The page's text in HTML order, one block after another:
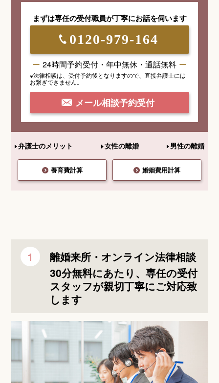
まずは専任の受付職員が丁寧にお話を伺います
0120-979-164
24時間予約受付・年中無休・通話無料
※法律相談は、受付予約後となりますので、 直接弁護士には
お繋ぎできません。
メール相談予約受付
弁護士のメリット 女性の離婚 男性の離婚
養育費計算 婚姻費用計算
離婚来所・オンライン法律相談
30分無料にあたり、専任の受付
スタッフが親切丁寧にご対応致
します